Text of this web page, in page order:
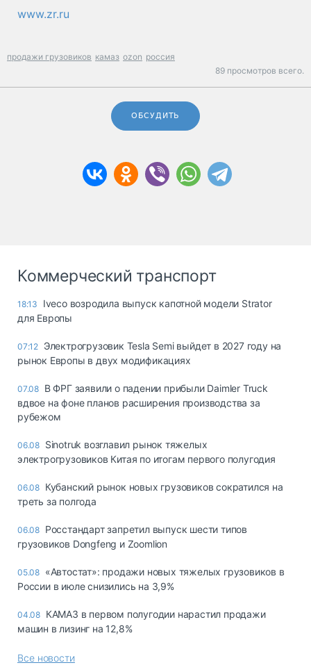
www.zr.ru
продажи грузовиков камаз ozon россия
89 просмотров всего.
ОБСУДИТЬ
Коммерческий транспорт
18:13
Iveco возродила выпуск капотной модели Strator
для Европы
07:12 Электрогрузовик Tesla Semi выйдет в 2027 году на
рынок Европы в двух модификациях
07.08 В ФРГ заявили о падении прибыли Daimler Truck
вдвое на фоне планов расширения производства за
рубежом
06.08 Sinotruk возглавил рынок тяжелых
электрогрузовиков Китая по итогам первого полугодия
06.08 Кубанский рынок новых грузовиков сократился на
треть за полгода
06.08 Росстандарт запретил выпуск шести типов
грузовиков Dongfeng и Zoomlion
05.08 «Автостат»: продажи новых тяжелых грузовиков в
России в июле снизились на 3,9%
04.08 КАМАЗ в первом полугодии нарастил продажи
машин в лизинг на 12,8%
Все новости